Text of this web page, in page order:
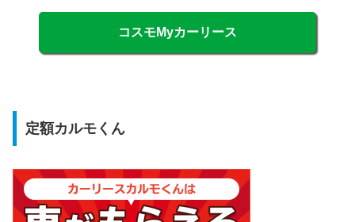
コスモMyカーリース
定額カルモくん